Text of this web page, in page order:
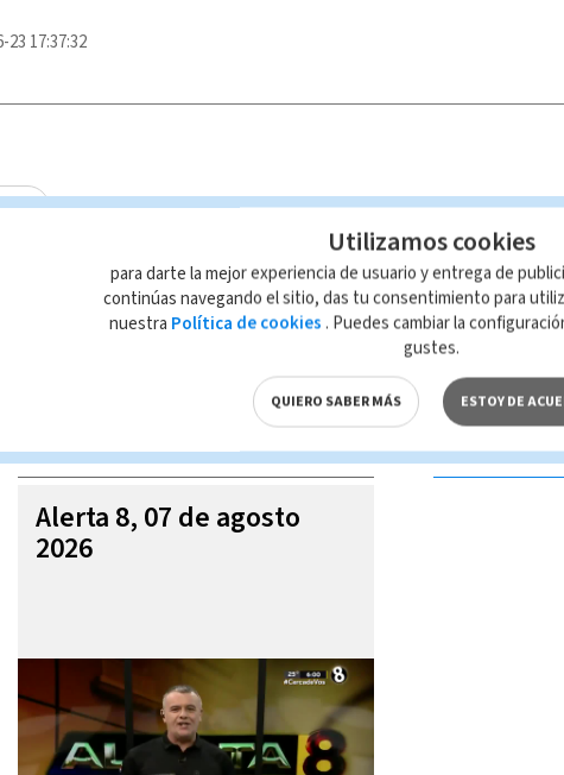
23 17:37:32
del contenido de esta página, mismo que es propiedad de
MÁS VIDEOS
Alerta 8, 07 de agosto
2026
Utilizamos cookies
para darte la mejor experiencia de usuario y entrega de
continúas navegando el sitio, das tu consentimiento para
nuestra Política de cookies . Puedes cambiar la
gustes.
QUIERO SABER MÁS ESTOY DE